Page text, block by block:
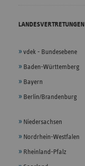
LANDESVERTRETUNGEN
vdek - Bundesebene
Baden-Württemberg
Bayern
Berlin/Brandenburg
Niedersachsen
Nordrhein-Westfalen
Rheinland-Pfalz